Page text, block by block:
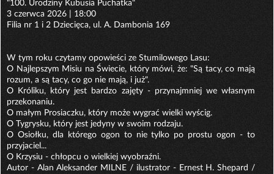
"100. Urodziny Kubusia Puchatka"
3 czerwca 2026 | 18:00
Filia nr 1 i 2 Dziecięca, ul. A. Dambonia 169
W tym roku czytamy opowieści ze Stumilowego Lasu:
O Najlepszym Misiu na Świecie, który mówi, że: "Są tacy, co mają
rozum, a są tacy, co go nie mają, i już".
O Króliku, który jest bardzo zajęty - przynajmniej we własnym
przekonaniu.
O małym Prosiaczku, który może wygrać wielki wyścig.
O Tygrysku, który jest jedyny w swoim rodzaju.
O Osiołku, dla którego ogon to nie tylko po prostu ogon - to
przyjaciel...
O Krzysiu - chłopcu o wielkiej wyobraźni.
Autor - Alan Aleksander MILNE / ilustrator - Ernest H. Shepard /